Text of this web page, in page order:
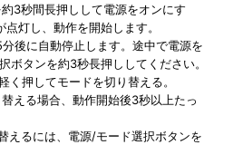
3秒間長押しして電源をオンにす
灯し、動作を開始します。
後に自動停止します。途中で電源を
ボタンを約3秒長押ししてください。
押してモードを切り替える。
える場合、動作開始後3秒以上たっ
えるには、電源/モード選択ボタンを